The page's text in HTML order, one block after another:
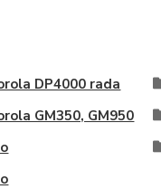
DP4000 rada
GM350, GM950